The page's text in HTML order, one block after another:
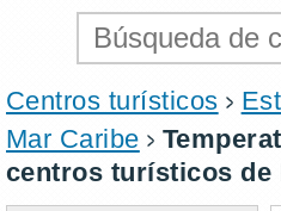
Centros turísticos
Mar Caribe
centros turísticos de